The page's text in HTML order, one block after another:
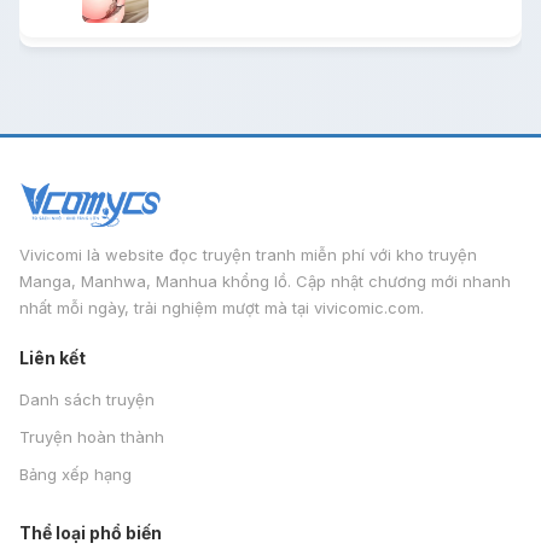
Vivicomi là website đọc truyện tranh miễn phí với kho truyện
Manga, Manhwa, Manhua khổng lồ. Cập nhật chương mới nhanh
nhất mỗi ngày, trải nghiệm mượt mà tại vivicomic.com.
Liên kết
Danh sách truyện
Truyện hoàn thành
Bảng xếp hạng
Thể loại phổ biến